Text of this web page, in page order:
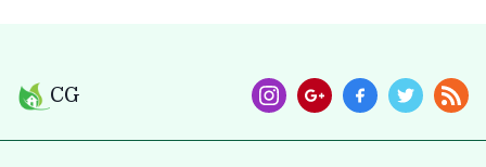
CG